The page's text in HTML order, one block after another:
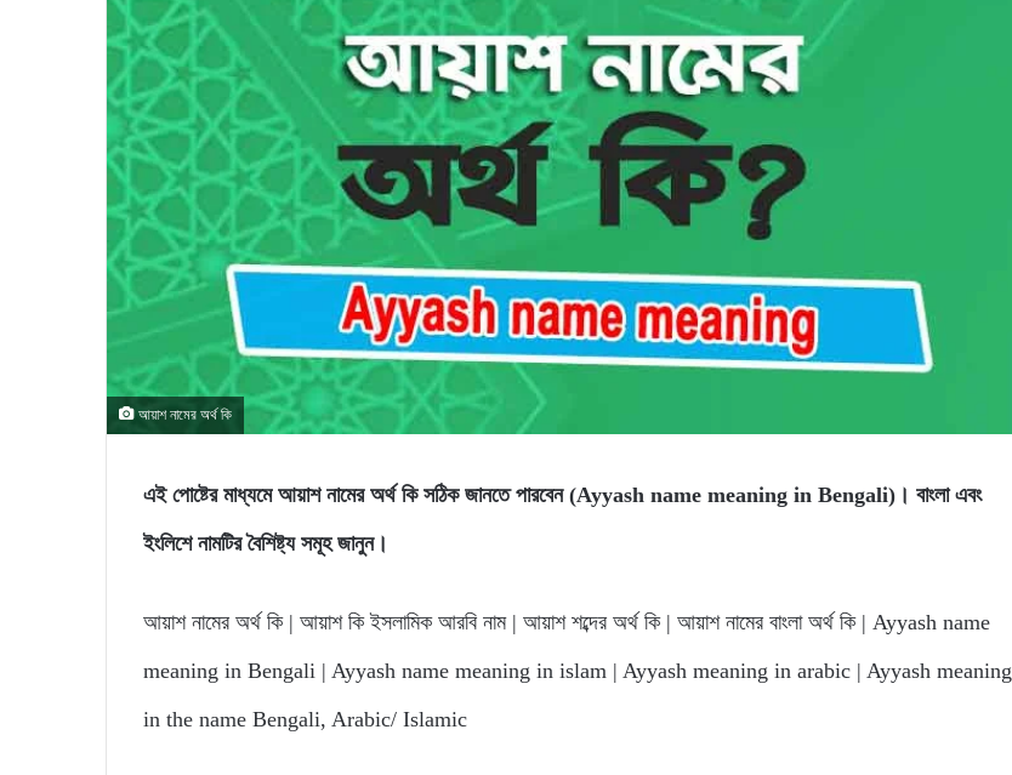
আয়াশ নামের অর্থ কি
এই পোষ্টের মাধ্যমে আয়াশ নামের অর্থ কি সঠিক জানতে পারবেন (Ayyash name meaning in Bengali)। বাংলা এবং
ইংলিশে নামটির বৈশিষ্ট্য সমূহ জানুন।
আয়াশ নামের অর্থ কি | আয়াশ কি ইসলামিক আরবি নাম | আয়াশ শব্দের অর্থ কি | আয়াশ নামের বাংলা অর্থ কি | Ayyash name
meaning in Bengali | Ayyash name meaning in islam | Ayyash meaning in arabic | Ayyash meaning
in the name Bengali, Arabic/ Islamic